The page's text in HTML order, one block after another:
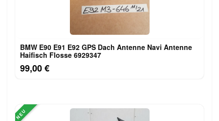
BMW E90 E91 E92 GPS Dach Antenne Navi Antenne
Haifisch Flosse 6929347
99,00 €
NEU